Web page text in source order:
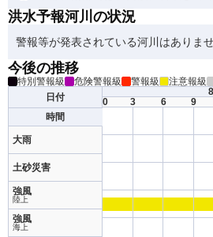
洪水予報河川の状況
警報等が発表されている河川はありませ
今後の推移
特別警報級 危険警報級 警報級 注意報級
日付
時間
大雨
土砂災害
強風
陸上
強風
海上
0
3 6 9